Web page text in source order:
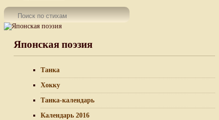
Японская поэзия
Танка
Хокку
Танка-календарь
Календарь 2016